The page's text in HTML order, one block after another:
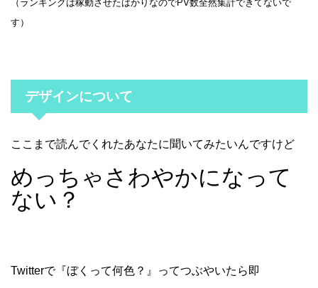
（ランキングは稼動させたばかりなのでPV数全然集計できてないで
す）
デザインについて
ここまで読んでくれたあなたに聞いてみたいんですけど
めっちゃさわやかになって
ない？
Twitterで『ぼくって何色？』ってつぶやいたら即